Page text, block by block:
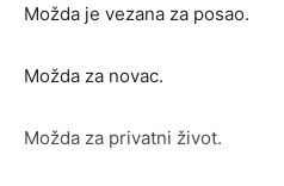
Možda je vezana za posao.
Možda za novac.
Možda za privatni život.